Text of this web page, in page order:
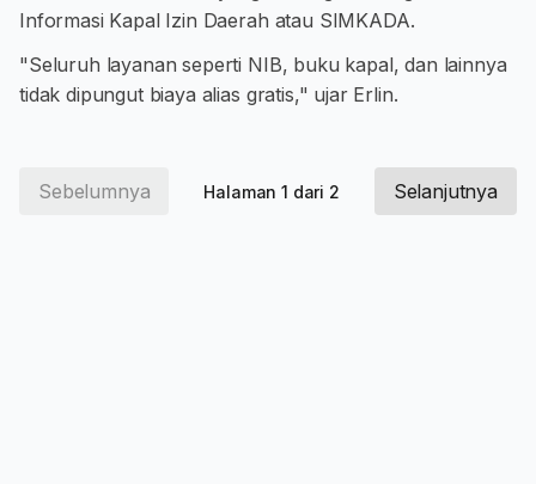
Informasi Kapal Izin Daerah atau SIMKADA.
"Seluruh layanan seperti NIB, buku kapal, dan lainnya
tidak dipungut biaya alias gratis," ujar Erlin.
Sebelumnya Halaman 1 dari 2 Selanjutnya